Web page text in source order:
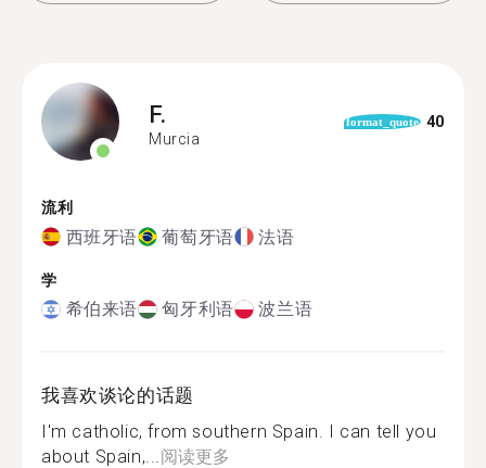
F.
Murcia
format_quote 40
流利
西班牙语 葡萄牙语 法语
学
希伯来语 匈牙利语 波兰语
我喜欢谈论的话题
I'm catholic, from southern Spain. I can tell you
about Spain,...阅读更多